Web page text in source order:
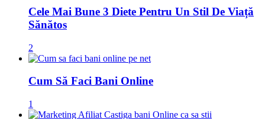
Cele Mai Bune 3 Diete Pentru Un Stil De Viață
Sănătos
2
Cum Să Faci Bani Online
1